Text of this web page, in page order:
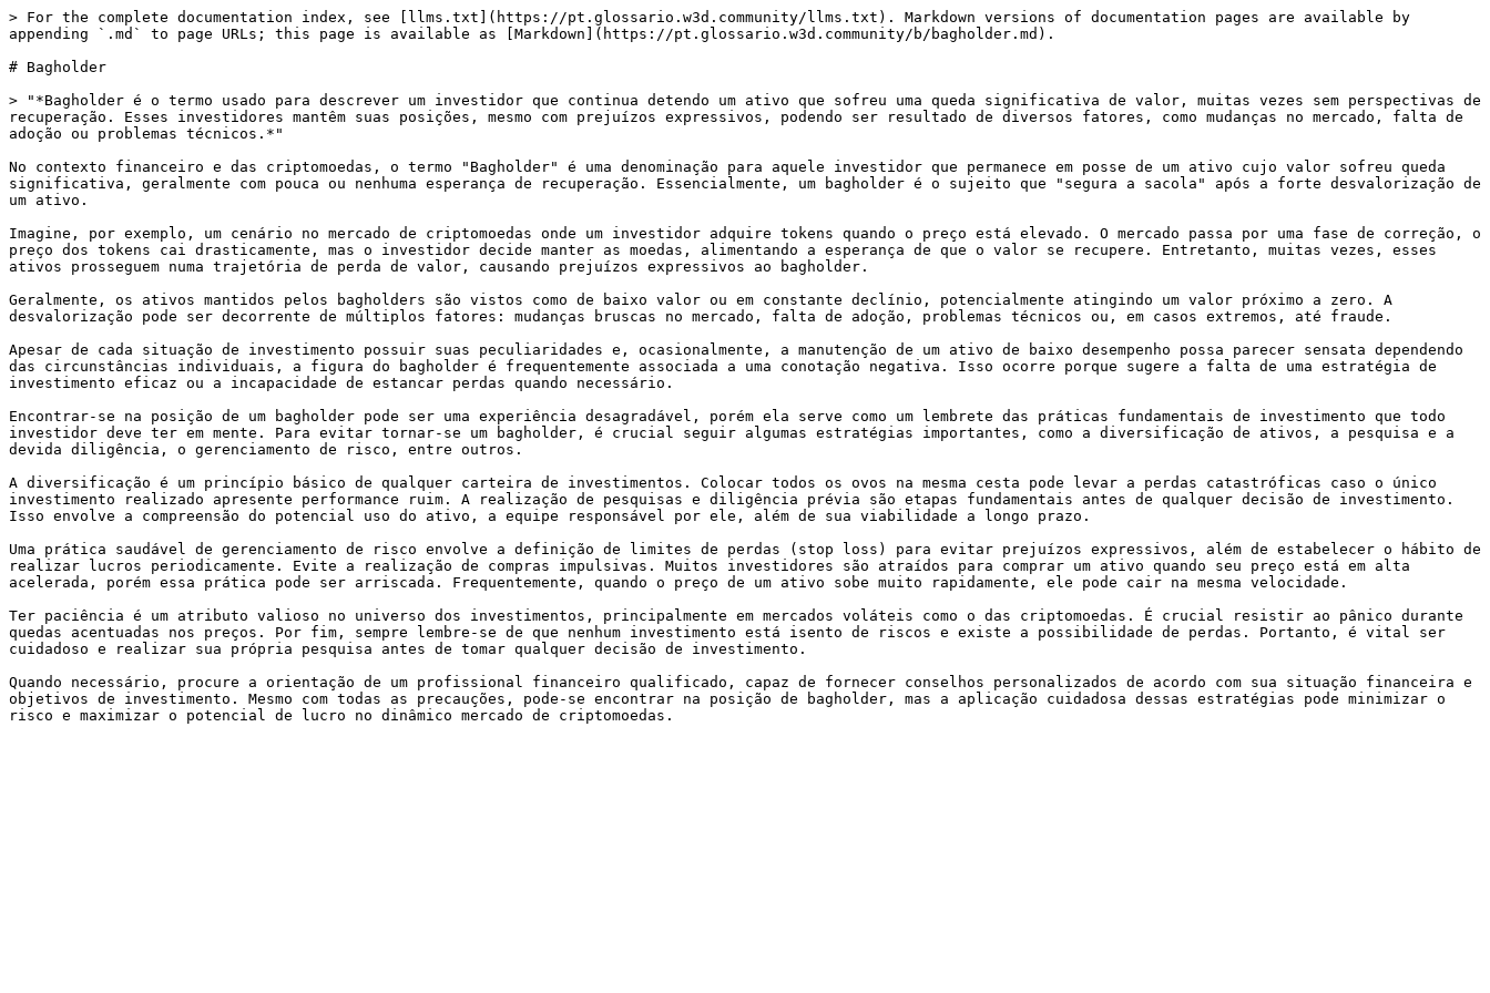
> For the complete documentation index, see [llms.txt](https://pt.glossario.w3d.community/llms.txt). Markdown versions of documentation pages are available by
appending `.md` to page URLs; this page is available as [Markdown](https://pt.glossario.w3d.community/b/bagholder.md).
# Bagholder
> "*Bagholder é o termo usado para descrever um investidor que continua detendo um ativo que sofreu uma queda significativa de valor, muitas vezes sem perspectivas de
recuperação. Esses investidores mantêm suas posições, mesmo com prejuízos expressivos, podendo ser resultado de diversos fatores, como mudanças no mercado, falta de
adoção ou problemas técnicos.*"
No contexto financeiro e das criptomoedas, o termo "Bagholder" é uma denominação para aquele investidor que permanece em posse de um ativo cujo valor sofreu queda
significativa, geralmente com pouca ou nenhuma esperança de recuperação. Essencialmente, um bagholder é o sujeito que "segura a sacola" após a forte desvalorização de
um ativo.
Imagine, por exemplo, um cenário no mercado de criptomoedas onde um investidor adquire tokens quando o preço está elevado. O mercado passa por uma fase de correção, o
preço dos tokens cai drasticamente, mas o investidor decide manter as moedas, alimentando a esperança de que o valor se recupere. Entretanto, muitas vezes, esses
ativos prosseguem numa trajetória de perda de valor, causando prejuízos expressivos ao bagholder.
Geralmente, os ativos mantidos pelos bagholders são vistos como de baixo valor ou em constante declínio, potencialmente atingindo um valor próximo a zero. A
desvalorização pode ser decorrente de múltiplos fatores: mudanças bruscas no mercado, falta de adoção, problemas técnicos ou, em casos extremos, até fraude.
Apesar de cada situação de investimento possuir suas peculiaridades e, ocasionalmente, a manutenção de um ativo de baixo desempenho possa parecer sensata dependendo
das circunstâncias individuais, a figura do bagholder é frequentemente associada a uma conotação negativa. Isso ocorre porque sugere a falta de uma estratégia de
investimento eficaz ou a incapacidade de estancar perdas quando necessário.
Encontrar-se na posição de um bagholder pode ser uma experiência desagradável, porém ela serve como um lembrete das práticas fundamentais de investimento que todo
investidor deve ter em mente. Para evitar tornar-se um bagholder, é crucial seguir algumas estratégias importantes, como a diversificação de ativos, a pesquisa e a
devida diligência, o gerenciamento de risco, entre outros.
A diversificação é um princípio básico de qualquer carteira de investimentos. Colocar todos os ovos na mesma cesta pode levar a perdas catastróficas caso o único
investimento realizado apresente performance ruim. A realização de pesquisas e diligência prévia são etapas fundamentais antes de qualquer decisão de investimento.
Isso envolve a compreensão do potencial uso do ativo, a equipe responsável por ele, além de sua viabilidade a longo prazo.
Uma prática saudável de gerenciamento de risco envolve a definição de limites de perdas (stop loss) para evitar prejuízos expressivos, além de estabelecer o hábito de
realizar lucros periodicamente. Evite a realização de compras impulsivas. Muitos investidores são atraídos para comprar um ativo quando seu preço está em alta
acelerada, porém essa prática pode ser arriscada. Frequentemente, quando o preço de um ativo sobe muito rapidamente, ele pode cair na mesma velocidade.
Ter paciência é um atributo valioso no universo dos investimentos, principalmente em mercados voláteis como o das criptomoedas. É crucial resistir ao pânico durante
quedas acentuadas nos preços. Por fim, sempre lembre-se de que nenhum investimento está isento de riscos e existe a possibilidade de perdas. Portanto, é vital ser
cuidadoso e realizar sua própria pesquisa antes de tomar qualquer decisão de investimento.
Quando necessário, procure a orientação de um profissional financeiro qualificado, capaz de fornecer conselhos personalizados de acordo com sua situação financeira e
objetivos de investimento. Mesmo com todas as precauções, pode-se encontrar na posição de bagholder, mas a aplicação cuidadosa dessas estratégias pode minimizar o